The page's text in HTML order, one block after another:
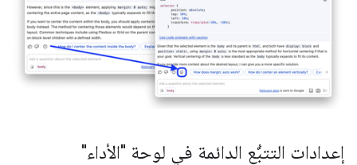
إعدادات التتبُّع الدائمة في لوحة "الأداء"